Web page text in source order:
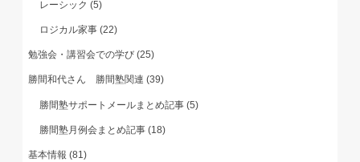
レーシック(5)
ロジカル家事(22)
勉強会・講習会での学び(25)
勝間和代さん 勝間塾関連(39)
勝間塾サポートメールまとめ記事(5)
勝間塾月例会まとめ記事(18)
基本情報(81)